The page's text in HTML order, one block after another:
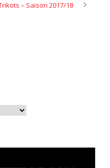
– Saison 2017/18